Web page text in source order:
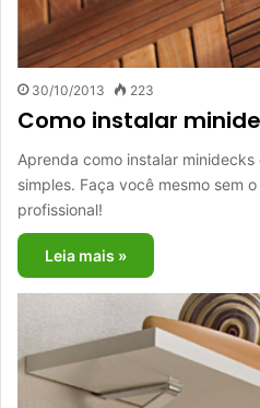
30/10/2013 223
Como instalar
Aprenda como instalar
simples. Faça você mesmo sem
profissional!
Leia mais »